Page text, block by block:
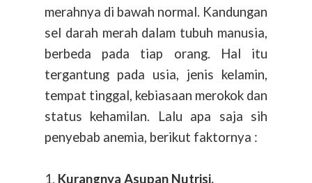
merahnya di bawah normal. Kandungan
sel darah merah dalam tubuh manusia,
berbeda pada tiap orang. Hal itu
tergantung pada usia, jenis kelamin,
tempat tinggal, kebiasaan merokok dan
status kehamilan. Lalu apa saja sih
penyebab anemia, berikut faktornya :
1. Kurangnya Asupan Nutrisi.